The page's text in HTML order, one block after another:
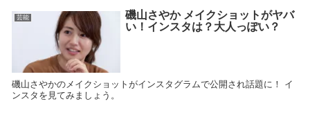
芸能
磯山さやか メイクショットがヤバ
い！インスタは？大人っぽい？
磯山さやかのメイクショットがインスタグラムで公開され話題に！ イ
ンスタを見てみましょう。